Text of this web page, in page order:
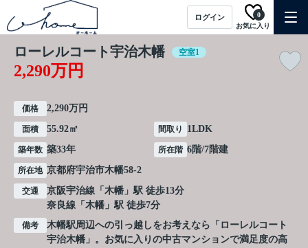
ログイン
お気に入り
0
ローレルコート宇治木幡 空室1
2,290万円
価格 2,290万円
面積 55.92㎡ 間取り 1LDK
築年数 築33年 所在階 6階/7階建
所在地 京都府宇治市木幡58-2
交通 京阪宇治線 「 木幡 」駅 徒歩13分
奈良線 「 木幡 」駅 徒歩7分
備考
木幡駅周辺への引っ越しをお考えなら「ローレルコート
宇治木幡」。お気に入りの中古マンションで満足度の高